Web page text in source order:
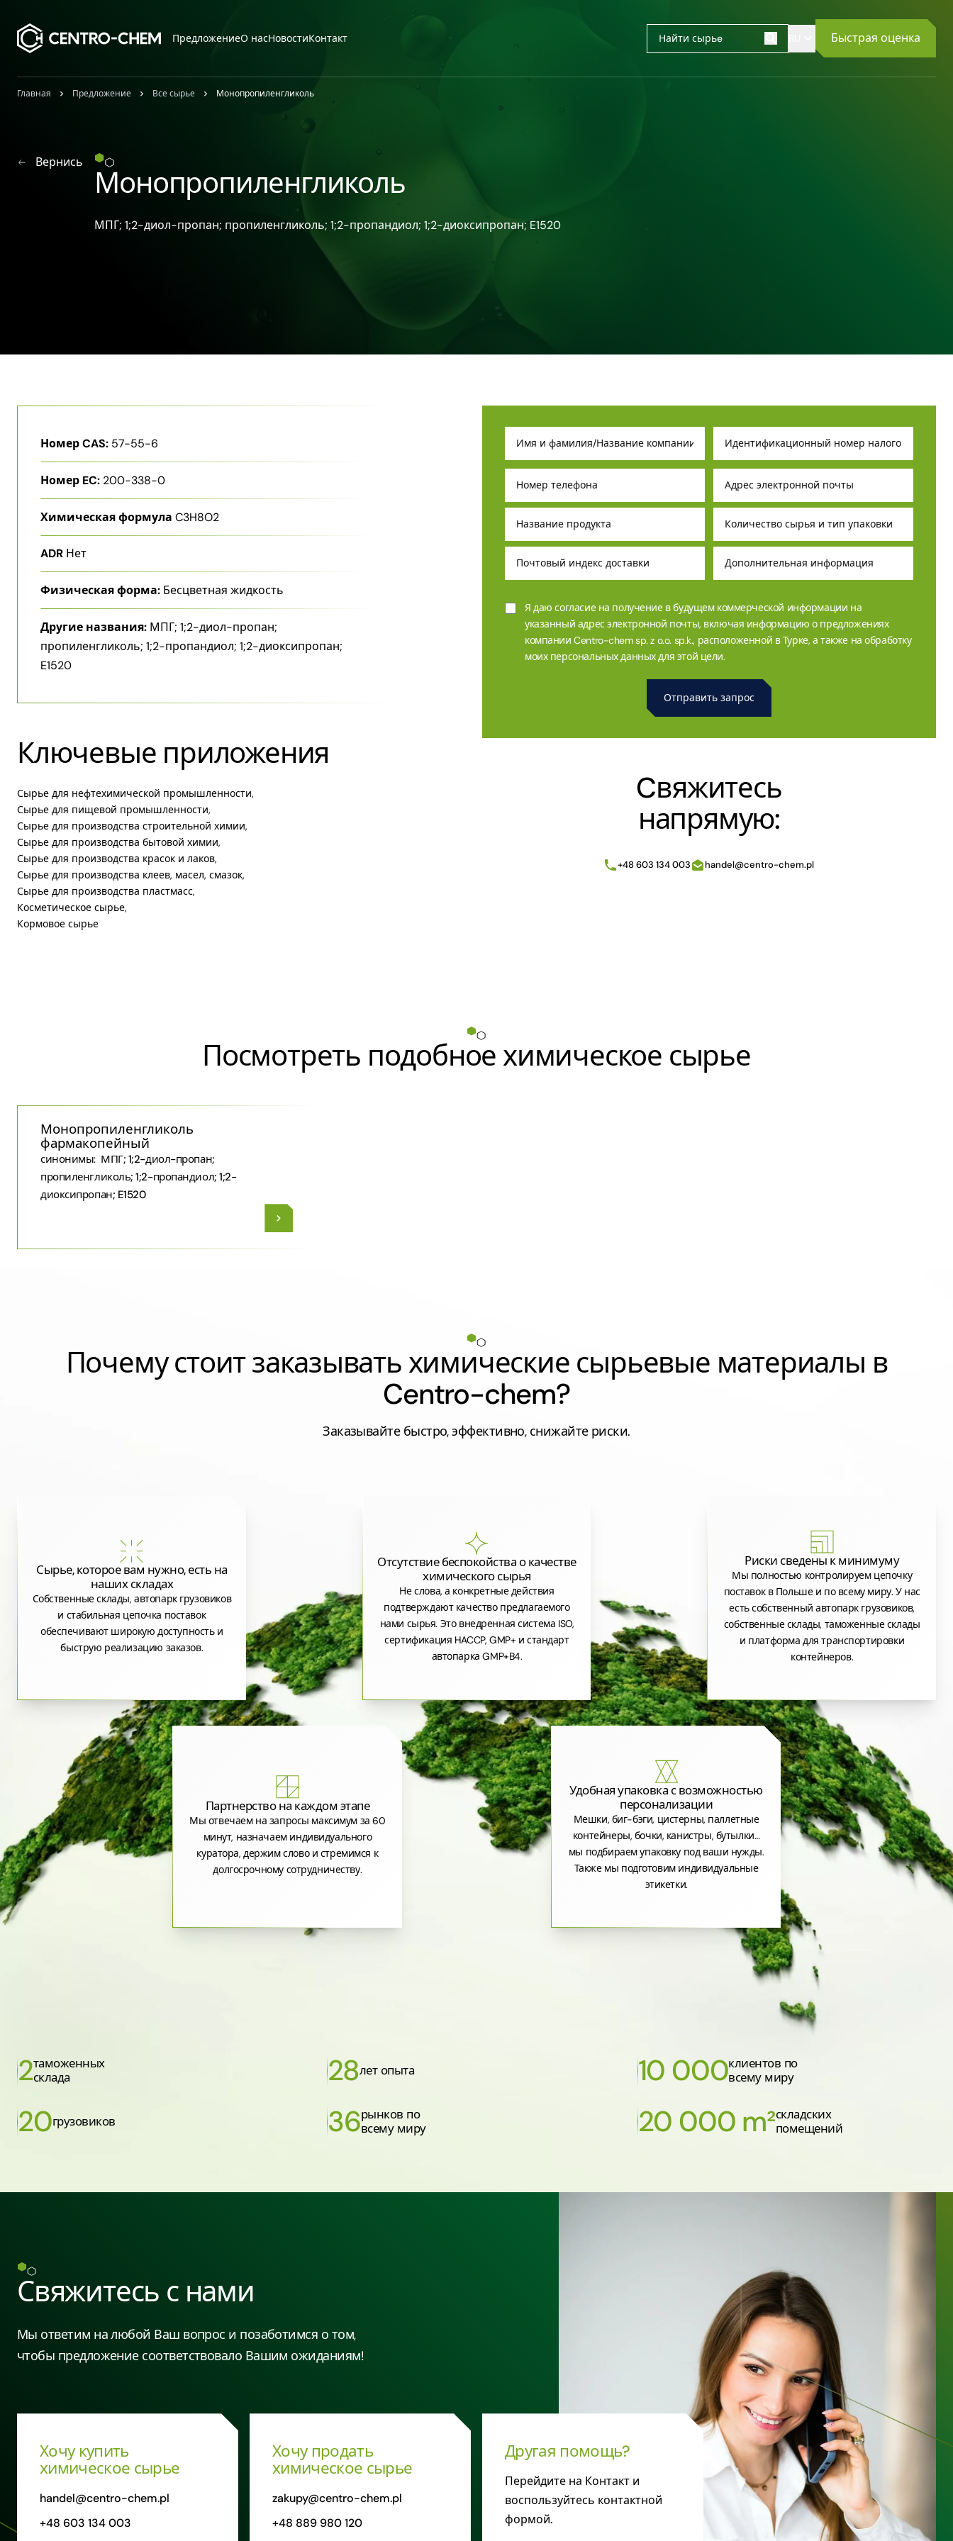
ПредложениеО насНовостиКонтакт Быстрая оценка
Главная Предложение Все сырье Монопропиленгликоль
Вернись
Монопропиленгликоль
МПГ; 1;2-​диол-​пропан; пропиленгликоль; 1;2-пропандиол; 1;2-диоксипропан; E1520
Номер CAS: 57-55-6
Номер EC: 200-338-0
Химическая формула C3H8O2
ADR Нет
Физическая форма: Бесцветная жидкость
Другие названия: МПГ; 1;2-​диол-​пропан;
пропиленгликоль; 1;2-пропандиол; 1;2-диоксипропан;
E1520
Ключевые приложения
Сырье для нефтехимической промышленности,
Сырье для пищевой промышленности,
Сырье для производства строительной химии,
Сырье для производства бытовой химии,
Сырье для производства красок и лаков,
Сырье для производства клеев, масел, смазок,
Сырье для производства пластмасс,
Косметическое сырье,
Кормовое сырье
Я даю согласие на получение в будущем коммерческой информации на
указанный адрес электронной почты, включая информацию о предложениях
компании Centro-chem sp. z o.o. sp.k., расположенной в Турке, а также на обработку
моих персональных данных для этой цели.
Cвяжитесь
напрямую:
+48 603 134 003 handel@centro-chem.pl
Посмотреть подобное химическое сырье
Монопропиленгликоль
фармакопейный
синонимы: МПГ; 1;2-​диол-​пропан;
пропиленгликоль; 1;2-пропандиол; 1;2-
диоксипропан; E1520
Почему стоит заказывать химические сырьевые материалы в
Centro-chem?
Заказывайте быстро, эффективно, снижайте риски.
Сырье, которое вам нужно, есть на
наших складах
Собственные склады, автопарк грузовиков
и стабильная цепочка поставок
обеспечивают широкую доступность и
быструю реализацию заказов.
Отсутствие беспокойства о качестве
химического сырья
Не слова, а конкретные действия
подтверждают качество предлагаемого
нами сырья. Это внедренная система ISO,
сертификация HACCP, GMP+ и стандарт
автопарка GMP+B4.
Риски сведены к минимуму
Мы полностью контролируем цепочку
поставок в Польше и по всему миру. У нас
есть собственный автопарк грузовиков,
собственные склады, таможенные склады
и платформа для транспортировки
контейнеров.
Партнерство на каждом этапе
Мы отвечаем на запросы максимум за 60
минут, назначаем индивидуального
куратора, держим слово и стремимся к
долгосрочному сотрудничеству.
Удобная упаковка с возможностью
персонализации
Мешки, биг-бэги, цистерны, паллетные
контейнеры, бочки, канистры, бутылки…
мы подбираем упаковку под ваши нужды.
Также мы подготовим индивидуальные
этикетки.
2таможенных
склада
28лет опыта 10 000клиентов по
всему миру
20грузовиков 36рынков по
всему миру
20 000 m²складских
помещений
Свяжитесь с нами
Мы ответим на любой Ваш вопрос и позаботимся о том,
чтобы предложение соответствовало Вашим ожиданиям!
Хочу купить
химическое сырье
handel@centro-chem.pl
+48 603 134 003
Хочу продать
химическое сырье
zakupy@centro-chem.pl
+48 889 980 120
Другая помощь?
Перейдите на Контакт и
воспользуйтесь контактной
формой.